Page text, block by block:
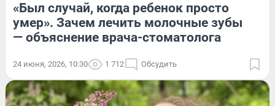
«Был случай, когда ребенок просто
умер». Зачем лечить молочные зубы
— объяснение врача-стоматолога
24 июня, 2026, 10:30 1 712 Обсудить